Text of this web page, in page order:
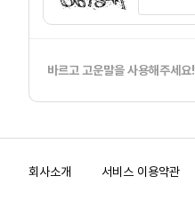
바르고 고운말을 사용해주세요!
회사소개 서비스 이용약관